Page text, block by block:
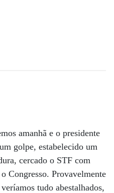
amanhã e o presidente
golpe, estabelecido um
cercado o STF com
Congresso. Provavelmente
tudo abestalhados,